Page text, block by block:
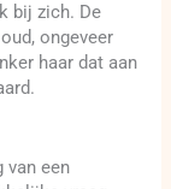
bij zich. De
ongeveer
haar dat aan
van een